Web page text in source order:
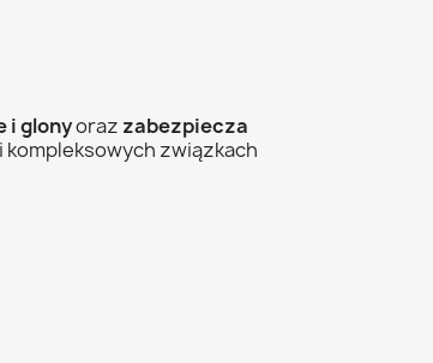
iglonyoraz zabezpiecza
i kompleksowych związkach